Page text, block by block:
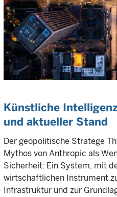
Künstliche
und aktueller Stand
Der geopolitische Stratege
Mythos von Anthropic als
Sicherheit: Ein System, mit
wirtschaftlichen Instrument
Infrastruktur und zur